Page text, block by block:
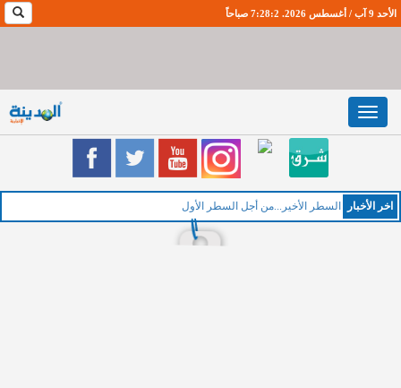
الأحد 9 آب / أغسطس 2026. 7:28:3 صباحاً
Toggle
navigation
اخر اﻷخبار السطر الأخير...من أجل السطر الأول